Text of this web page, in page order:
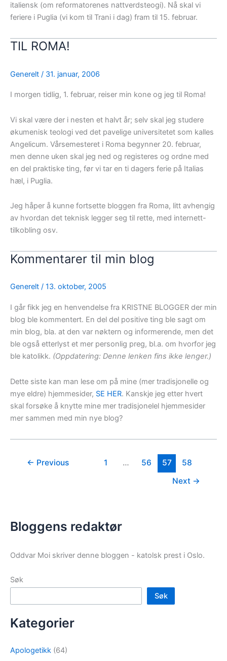
italiensk (om reformatorenes nattverdsteogi). Nå skal vi
feriere i Puglia (vi kom til Trani i dag) fram til 15. februar.
TIL ROMA!
Generelt / 31. januar, 2006
I morgen tidlig, 1. februar, reiser min kone og jeg til Roma!
Vi skal være der i nesten et halvt år; selv skal jeg studere
økumenisk teologi ved det pavelige universitetet som kalles
Angelicum. Vårsemesteret i Roma begynner 20. februar,
men denne uken skal jeg ned og registeres og ordne med
en del praktiske ting, før vi tar en ti dagers ferie på Italias
hæl, i Puglia.
Jeg håper å kunne fortsette bloggen fra Roma, litt avhengig
av hvordan det teknisk legger seg til rette, med internett-
tilkobling osv.
Kommentarer til min blog
Generelt / 13. oktober, 2005
I går fikk jeg en henvendelse fra KRISTNE BLOGGER der min
blog ble kommentert. En del del positive ting ble sagt om
min blog, bla. at den var nøktern og informerende, men det
ble også etterlyst et mer personlig preg, bl.a. om hvorfor jeg
ble katolikk. (Oppdatering: Denne lenken fins ikke lenger.)
Dette siste kan man lese om på mine (mer tradisjonelle og
mye eldre) hjemmesider, SE HER. Kanskje jeg etter hvert
skal forsøke å knytte mine mer tradisjonelel hjemmesider
mer sammen med min nye blog?
← Previous 1 … 56 57
58
Next →
Bloggens redaktør
Oddvar Moi skriver denne bloggen - katolsk prest i Oslo.
Søk
Søk
Kategorier
Apologetikk (64)